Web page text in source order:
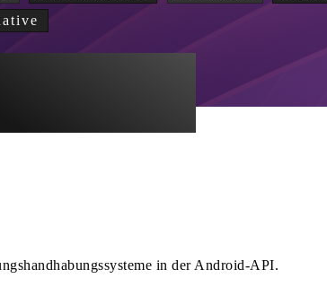
in der Android-API.